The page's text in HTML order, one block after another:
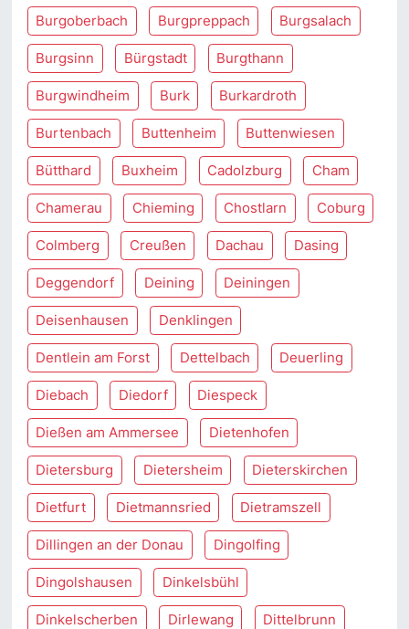
Burgoberbach Burgpreppach Burgsalach
Burgsinn Bürgstadt Burgthann
Burgwindheim Burk Burkardroth
Burtenbach Buttenheim Buttenwiesen
Bütthard Buxheim Cadolzburg Cham
Chamerau Chieming Chostlarn Coburg
Colmberg Creußen Dachau Dasing
Deggendorf Deining Deiningen
Deisenhausen Denklingen
Dentlein am Forst Dettelbach Deuerling
Diebach Diedorf Diespeck
Dießen am Ammersee Dietenhofen
Dietersburg Dietersheim Dieterskirchen
Dietfurt Dietmannsried Dietramszell
Dillingen an der Donau Dingolfing
Dingolshausen Dinkelsbühl
Dinkelscherben Dirlewang Dittelbrunn